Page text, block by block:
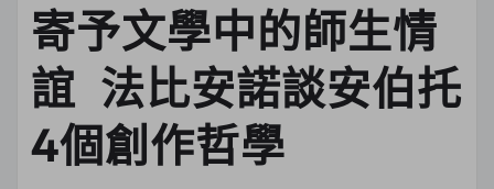
寄予文學中的師生情
誼 法比安諾談安伯托
4個創作哲學